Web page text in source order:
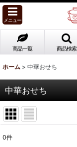
メニュー
商品一覧 商品検索
ホーム > 中華おせち
中華おせち
0件